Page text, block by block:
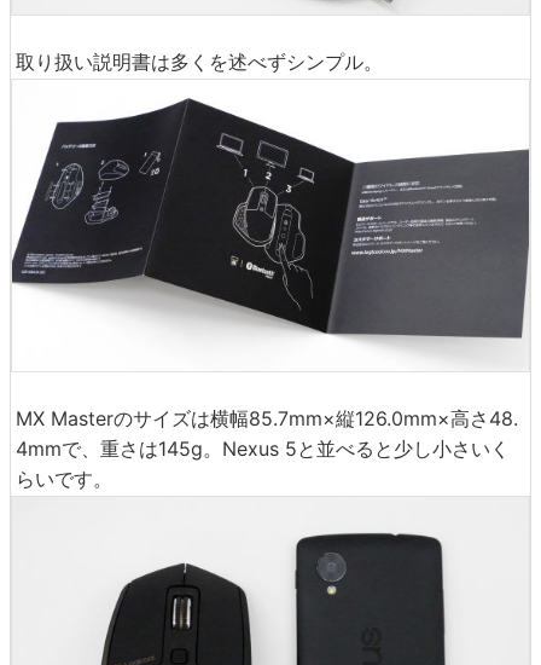
取り扱い説明書は多くを述べずシンプル。
MX Masterのサイズは横幅85.7mm×縦126.0mm×高さ48.
4mmで、重さは145g。Nexus 5と並べると少し小さいく
らいです。